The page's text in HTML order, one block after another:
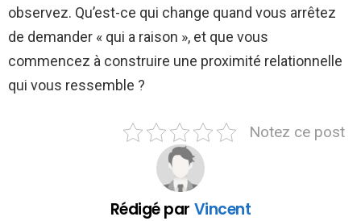
observez. Qu’est-ce qui change quand vous arrêtez
de demander « qui a raison », et que vous
commencez à construire une proximité relationnelle
qui vous ressemble ?
Notez ce post
Rédigé par Vincent